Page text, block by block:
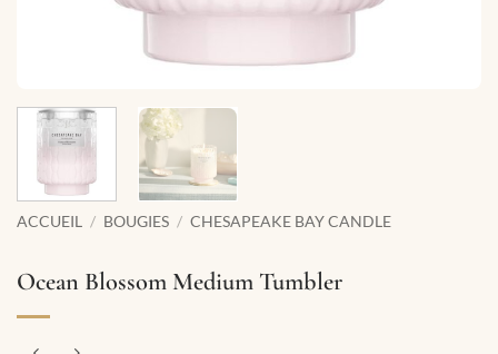
ACCUEIL / BOUGIES / CHESAPEAKE BAY CANDLE
Ocean Blossom Medium Tumbler